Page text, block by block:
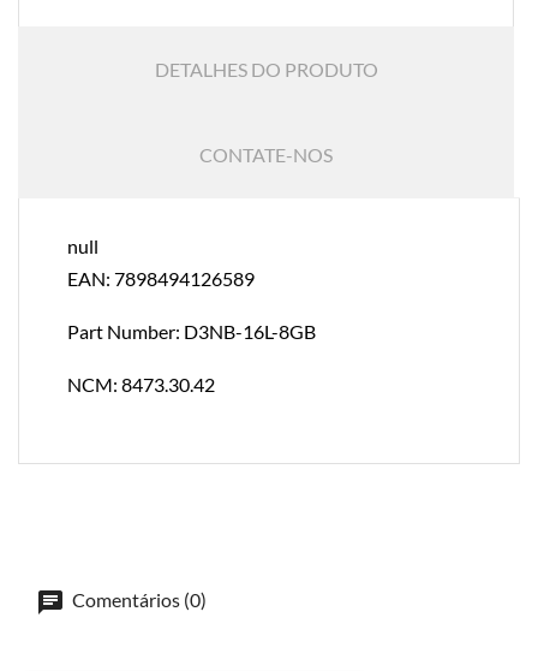
DETALHES DO PRODUTO
CONTATE-NOS
null
EAN: 7898494126589
Part Number: D3NB-16L-8GB
NCM: 8473.30.42
Comentários (0)